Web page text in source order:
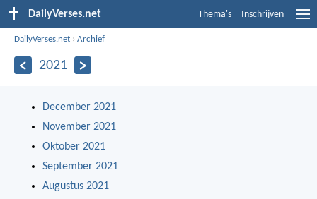
DailyVerses.net Thema's Inschrijven
DailyVerses.net ›Archief
2021
December 2021
November 2021
Oktober 2021
September 2021
Augustus 2021